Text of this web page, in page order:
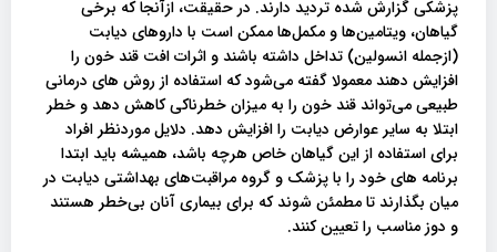
پزشکی گزارش‌ شده تردید دارند. در حقیقت، ازآنجا که برخی
گیاهان، ویتامین‌ها و مکمل‌ها ممکن است با داروهای دیابت
(ازجمله انسولین) تداخل داشته باشند و اثرات افت قند خون را
افزایش دهند معمولا گفته می‌شود که استفاده از روش‌ های درمانی
طبیعی می‌تواند قند خون را به میزان خطرناکی کاهش دهد و خطر
ابتلا به سایر عوارض دیابت را افزایش دهد. دلایل موردنظر افراد
برای استفاده از این گیاهان خاص هرچه باشد، همیشه باید ابتدا
برنامه‌ های خود را با پزشک و گروه مراقبت‌های بهداشتی دیابت در
میان بگذارند تا مطمئن شوند که برای بیماری آنان بی‌خطر هستند
و دوز مناسب را تعیین کنند.